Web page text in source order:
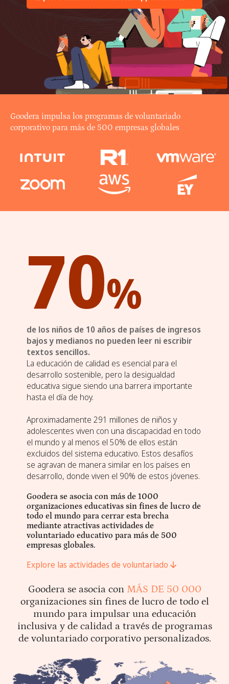
Inspire curiosidad sobre los campos STEM.
Goodera impulsa los programas de voluntariado
corporativo para más de 500 empresas globales
70%
de los niños de 10 años de países de ingresos
bajos y medianos no pueden leer ni escribir
textos sencillos.
La educación de calidad es esencial para el
desarrollo sostenible, pero la desigualdad
educativa sigue siendo una barrera importante
hasta el día de hoy.
Aproximadamente 291 millones de niños y
adolescentes viven con una discapacidad en todo
el mundo y al menos el 50% de ellos están
excluidos del sistema educativo. Estos desafíos
se agravan de manera similar en los países en
desarrollo, donde viven el 90% de estos jóvenes.
Goodera se asocia con más de 1000
organizaciones educativas sin fines de lucro de
todo el mundo para cerrar esta brecha
mediante atractivas actividades de
voluntariado educativo para más de 500
empresas globales.
Explore las actividades de voluntariado
Goodera se asocia con MÁS DE 50 000
organizaciones sin fines de lucro de todo el
mundo para impulsar una educación
inclusiva y de calidad a través de programas
de voluntariado corporativo personalizados.